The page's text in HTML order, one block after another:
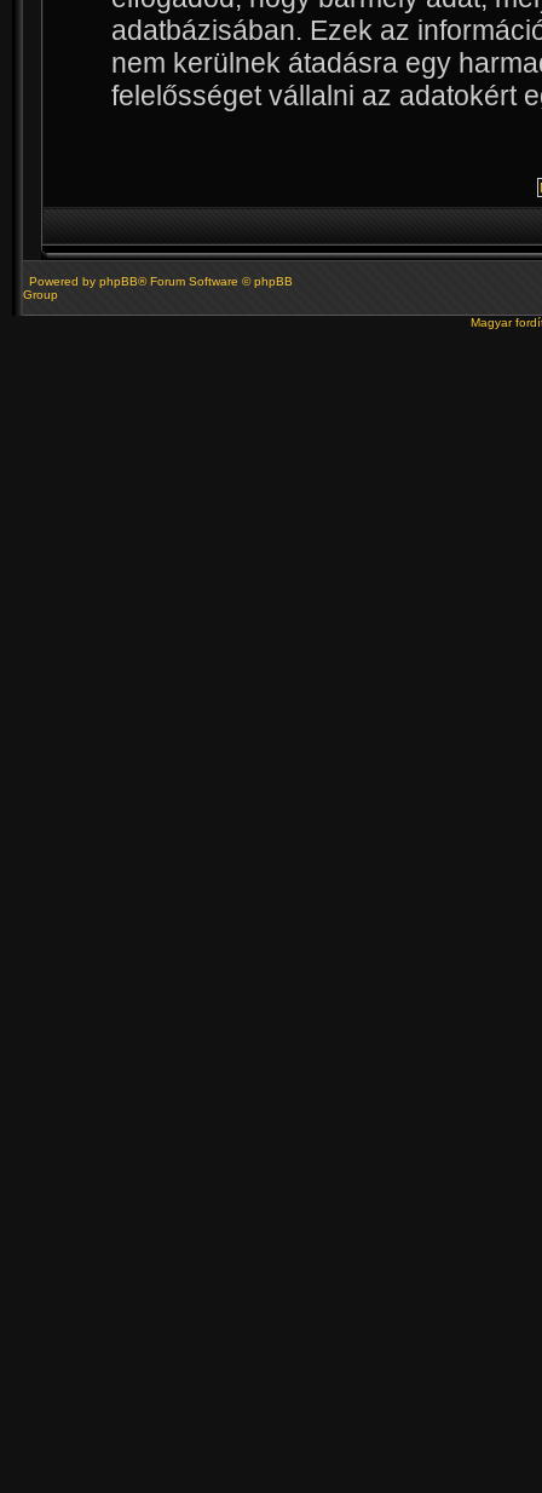
adatbázisában. Ezek az
nem kerülnek átadásra egy
felelősséget vállalni az adatokért
Powered by phpBB® Forum Software © phpBB
Group
Magyar